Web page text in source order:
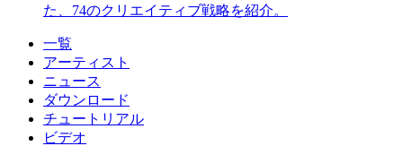
た、74のクリエイティブ戦略を紹介。
一覧
アーティスト
ニュース
ダウンロード
チュートリアル
ビデオ